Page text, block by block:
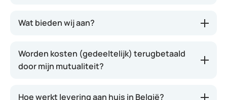
Wat bieden wij aan?
Worden kosten (gedeeltelijk) terugbetaald
door mijn mutualiteit?
Hoe werkt levering aan huis in België?